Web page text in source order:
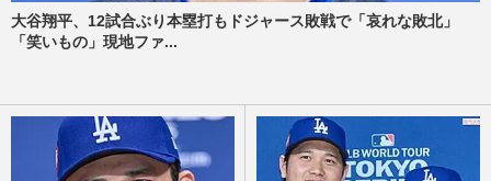
大谷翔平、12試合ぶり本塁打もドジャース敗戦で「哀れな敗北」
「笑いもの」現地ファ...